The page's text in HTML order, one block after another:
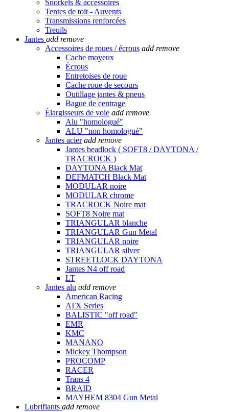
Snorkels & accessoires
Tentes de toit - Auvents
Transmissions renforcées
Treuils
Jantes add remove
Accessoires de roues / écrous add remove
Cache moyeux
Écrous
Entretoises de roue
Cache roue de secours
Outillage jantes & pneus
Bague de centrage
Élargisseurs de voie add remove
Alu "homologué"
ALU "non homologué"
Jantes acier add remove
Jantes beadlock ( SOFT8 / DAYTONA /
TRACROCK )
DAYTONA Black Mat
DEFMATCH Black Mat
MODULAR noire
MODULAR chrome
TRACROCK Noire mat
SOFT8 Noire mat
TRIANGULAR blanche
TRIANGULAR Gun Metal
TRIANGULAR noire
TRIANGULAR silver
STREETLOCK DAYTONA
Jantes N4 off road
LT
Jantes alu add remove
American Racing
ATX Series
BALISTIC "off road"
EMR
KMC
MANANO
Mickey Thompson
PROCOMP
RACER
Trans 4
BRAID
MAYHEM 8304 Gun Metal
Lubrifiants add remove